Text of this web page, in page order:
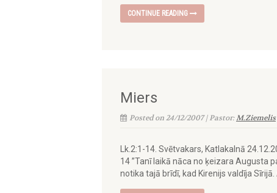
CONTINUE READING
Miers
Posted on 24/12/2007 | Pastor:M.Ziemelis
Lk.2:1-14. Svētvakars, Katlakalnā
14 ”Tanī laikā nāca no ķeizara Augusta
notika tajā brīdī, kad Kirenijs valdīja Sīrijā.